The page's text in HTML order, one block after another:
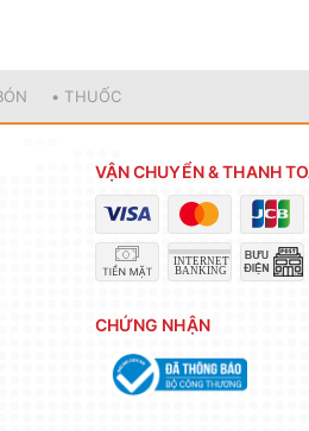
• THUỐC
VẬN CHUYỂN & THANH
CHỨNG NHẬN